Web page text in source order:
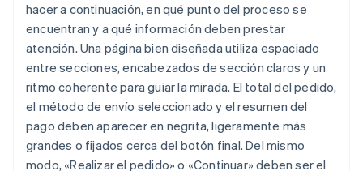
hacer a continuación, en qué punto del proceso se
encuentran y a qué información deben prestar
atención. Una página bien diseñada utiliza espaciado
entre secciones, encabezados de sección claros y un
ritmo coherente para guiar la mirada. El total del pedido,
el método de envío seleccionado y el resumen del
pago deben aparecer en negrita, ligeramente más
grandes o fijados cerca del botón final. Del mismo
modo, «Realizar el pedido» o «Continuar» deben ser el